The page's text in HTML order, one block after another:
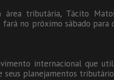
tributária, Tácito
fará no próximo sábado
internacional que
planejamentos